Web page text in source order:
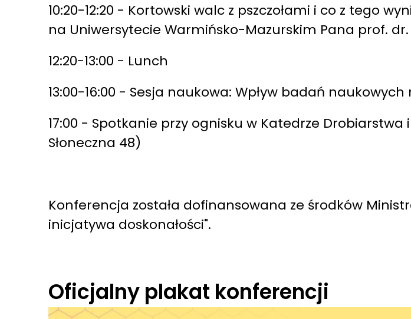
10:20-12:20 - Kortowski walc z pszczołami i co z tego
na Uniwersytecie Warmińsko-Mazurskim Pana prof.
12:20-13:00 - Lunch
13:00-16:00 - Sesja naukowa: Wpływ badań
17:00 - Spotkanie przy ognisku w Katedrze Drobiarstwa
Słoneczna 48)
Konferencja została dofinansowana ze środków
inicjatywa doskonałości".
Oficjalny plakat konferencji